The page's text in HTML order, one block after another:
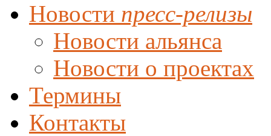
Новости пресс-релизы
Новости альянса
Новости о проектах
Термины
Контакты